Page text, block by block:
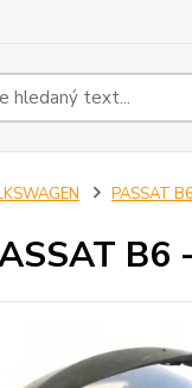
PASSAT